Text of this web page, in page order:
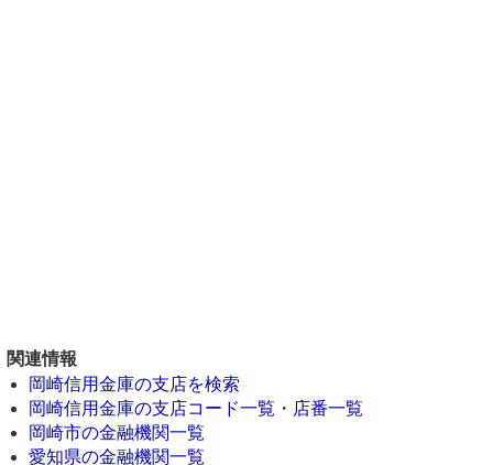
関連情報
岡崎信用金庫の支店を検索
岡崎信用金庫の支店コード一覧・店番一覧
岡崎市の金融機関一覧
愛知県の金融機関一覧